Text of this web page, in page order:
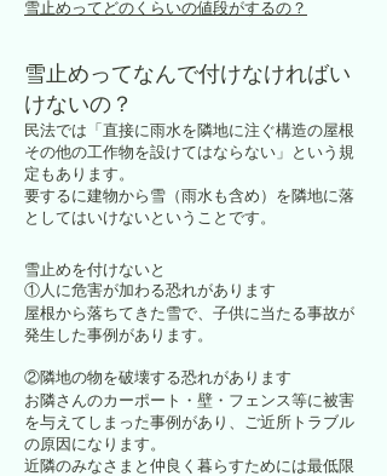
雪止めってどのくらいの値段がするの？
雪止めってなんで付けなければい
けないの？
民法では「直接に雨水を隣地に注ぐ構造の屋根
その他の工作物を設けてはならない」という規
定もあります。
要するに建物から雪（雨水も含め）を隣地に落
としてはいけないということです。
雪止めを付けないと
①人に危害が加わる恐れがあります
屋根から落ちてきた雪で、子供に当たる事故が
発生した事例があります。
②隣地の物を破壊する恐れがあります
お隣さんのカーポート・壁・フェンス等に被害
を与えてしまった事例があり、ご近所トラブル
の原因になります。
近隣のみなさまと仲良く暮らすためには最低限